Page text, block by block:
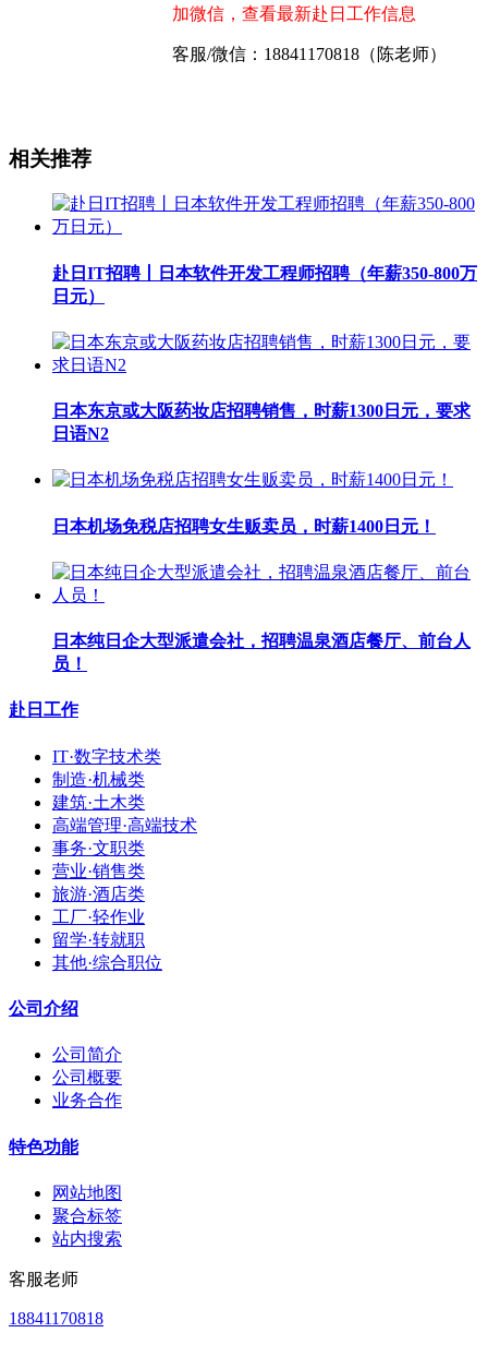
加微信，查看最新赴日工作信息
客服/微信：18841170818（陈老师）
相关推荐
赴日IT招聘丨日本软件开发工程师招聘（年薪350-800万
日元）
日本东京或大阪药妆店招聘销售，时薪1300日元，要求
日语N2
日本机场免税店招聘女生贩卖员，时薪1400日元！
日本纯日企大型派遣会社，招聘温泉酒店餐厅、前台人
员！
赴日工作
IT·数字技术类
制造·机械类
建筑·土木类
高端管理·高端技术
事务·文职类
营业·销售类
旅游·酒店类
工厂·轻作业
留学·转就职
其他·综合职位
公司介绍
公司简介
公司概要
业务合作
特色功能
网站地图
聚合标签
站内搜索
客服老师
18841170818